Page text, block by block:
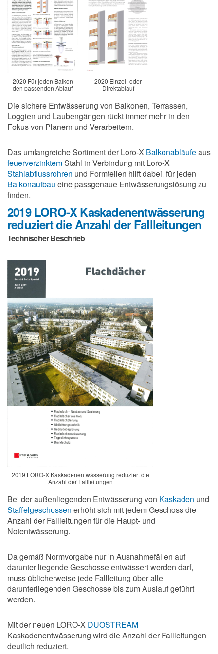
2020 Für jeden Balkon
den passenden Ablauf
2020 Einzel- oder
Direktablauf
Die sichere Entwässerung von Balkonen, Terrassen,
Loggien und Laubengängen rückt immer mehr in den
Fokus von Planern und Verarbeitern.
Das umfangreiche Sortiment der Loro-X Balkonabläufeaus
feuerverzinktemStahl in Verbindung mit Loro-X
Stahlabflussrohren und Formteilen hilft dabei, für jeden
Balkonaufbau eine passgenaue Entwässerungslösung zu
finden.
2019 LORO-X Kaskadenentwässerung
reduziert die Anzahl der Fallleitungen
Technischer Beschrieb
2019 LORO-X Kaskadenentwässerung reduziert die
Anzahl der Fallleitungen
Bei der außenliegenden Entwässerung von Kaskaden und
Staffelgeschossen erhöht sich mit jedem Geschoss die
Anzahl der Fallleitungen für die Haupt- und
Notentwässerung.
Da gemäß Normvorgabe nur in Ausnahmefällen auf
darunter liegende Geschosse entwässert werden darf,
muss üblicherweise jede Fallleitung über alle
darunterliegenden Geschosse bis zum Auslauf geführt
werden.
Mit der neuen LORO-X DUOSTREAM
Kaskadenentwässerung wird die Anzahl der Fallleitungen
deutlich reduziert.